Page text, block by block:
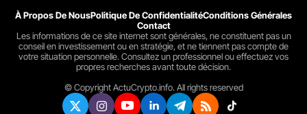
À Propos De NousPolitique De ConfidentialitéConditions Générales
Contact
Les informations de ce site internet sont générales, ne constituent pas un
conseil en investissement ou en stratégie, et ne tiennent pas compte de
votre situation personnelle. Consultez un professionnel ou effectuez vos
propres recherches avant toute décision.
© Copyright ActuCrypto.info. All rights reserved